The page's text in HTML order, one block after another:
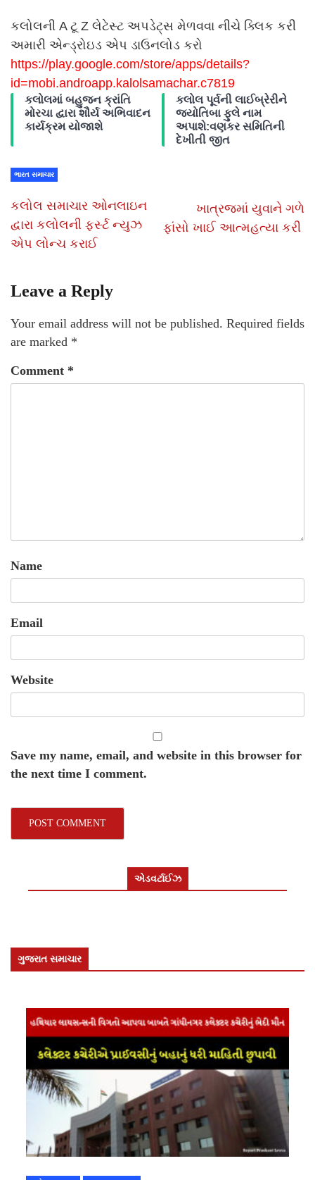
કલોલની A ટૂ Z લેટેસ્ટ અપડેટ્સ મેળવવા નીચે ક્લિક કરી
અમારી એન્ડ્રોઇડ એપ ડાઉનલોડ કરો
https://play.google.com/store/apps/details?
id=mobi.androapp.kalolsamachar.c7819
કલોલમાં બહુજન ક્રાંતિ
મોરચા દ્વારા શૌર્ય અભિવાદન
કાર્યક્રમ યોજાશે
કલોલ પૂર્વની લાઈબ્રેરીને
જ્યોતિબા ફુલે નામ
અપાશે:વણકર સમિતિની
દેખીતી જીત
ભારત સમાચાર
કલોલ સમાચાર ઓનલાઇન
દ્વારા કલોલની ફર્સ્ટ ન્યુઝ
એપ લોન્ચ કરાઈ
ખાત્રજમાં યુવાને ગળે
ફાંસો ખાઈ આત્મહત્યા કરી
Leave a Reply
Your email address will not be published. Required fields
are marked *
Comment *
Name
Email
Website
Save my name, email, and website in this browser for
the next time I comment.
એડવર્ટાઈઝ
ગુજરાત સમાચાર